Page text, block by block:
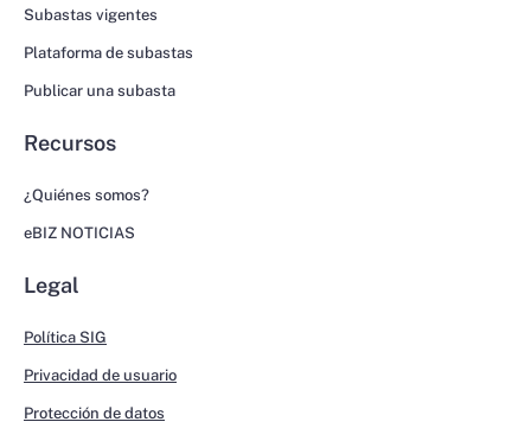
Subastas vigentes
Plataforma de subastas
Publicar una subasta
Recursos
¿Quiénes somos?
eBIZ NOTICIAS
Legal
Política SIG
Privacidad de usuario
Protección de datos